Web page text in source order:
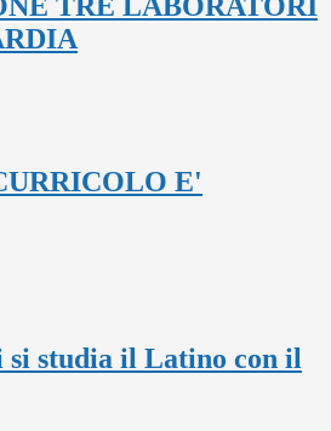
E'
si studia il Latino con il